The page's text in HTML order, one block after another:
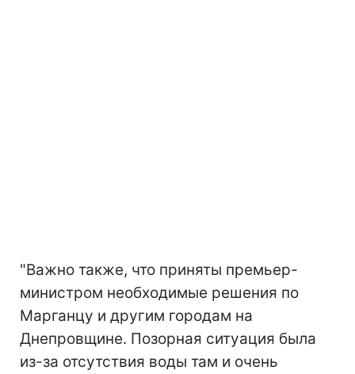
"Важно также, что приняты премьер-
министром необходимые решения по
Марганцу и другим городам на
Днепровщине. Позорная ситуация была
из-за отсутствия воды там и очень